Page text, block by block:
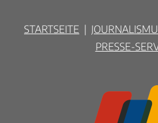
STARTSEITE |
PRESSE-